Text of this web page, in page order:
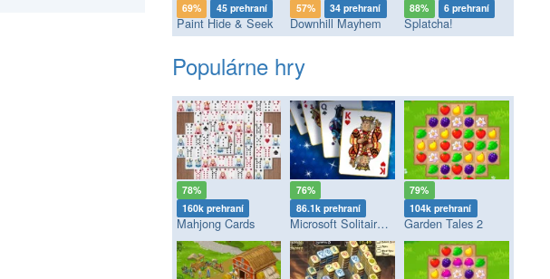
69% 45 prehraní
Paint Hide & Seek
57% 34 prehraní
Downhill Mayhem
88% 6 prehraní
Splatcha!
Populárne hry
78%
160k prehraní
Mahjong Cards
76%
86.1k prehraní
Microsoft Solitaire Collection
79%
104k prehraní
Garden Tales 2